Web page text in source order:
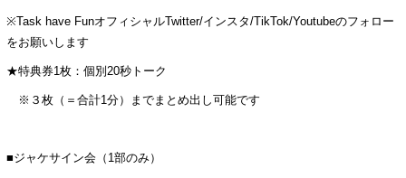
※Task have FunオフィシャルTwitter/インスタ/TikTok/Youtubeのフォロー
をお願いします
★特典券1枚：個別20秒トーク
※３枚（＝合計1分）までまとめ出し可能です
■ジャケサイン会（1部のみ）